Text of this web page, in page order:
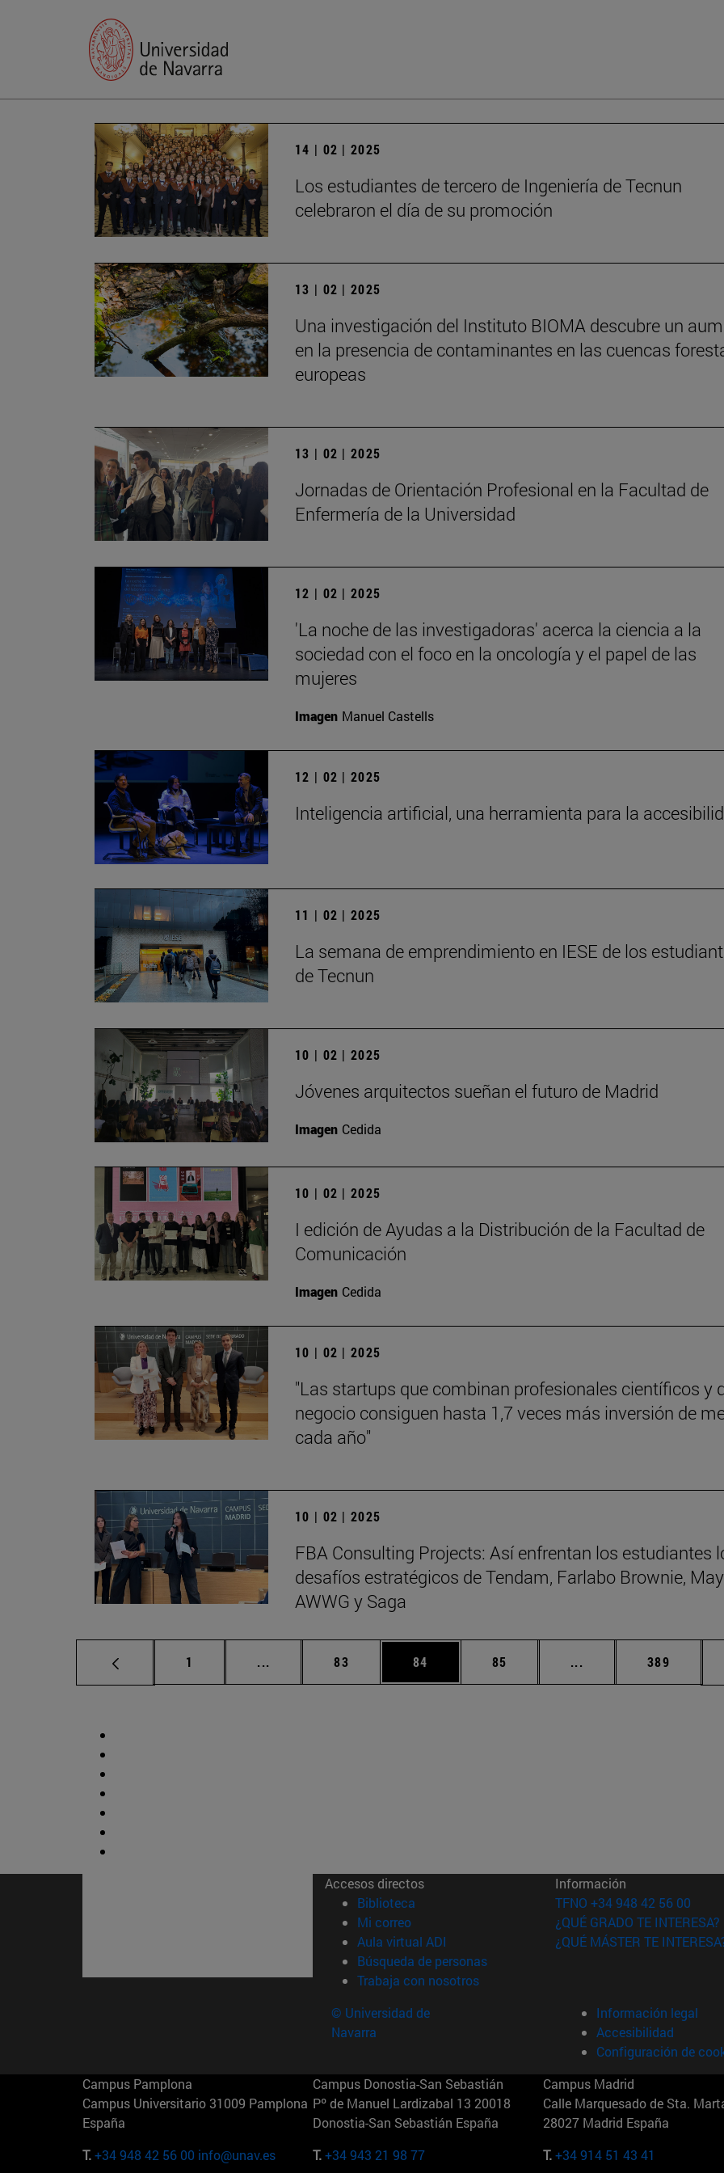
14 | 02 | 2025
Los estudiantes de tercero de Ingeniería de Tecnun
celebraron el día de su promoción
13 | 02 | 2025
Una investigación del Instituto BIOMA descubre un
en la presencia de contaminantes en las cuencas
europeas
13 | 02 | 2025
Jornadas de Orientación Profesional en la Facultad de
Enfermería de la Universidad
12 | 02 | 2025
'La noche de las investigadoras' acerca la ciencia a la
sociedad con el foco en la oncología y el papel de las
mujeres
Imagen Manuel Castells
12 | 02 | 2025
Inteligencia artificial, una herramienta para la
11 | 02 | 2025
La semana de emprendimiento en IESE de los
de Tecnun
10 | 02 | 2025
Jóvenes arquitectos sueñan el futuro de Madrid
Imagen Cedida
10 | 02 | 2025
I edición de Ayudas a la Distribución de la Facultad de
Comunicación
Imagen Cedida
10 | 02 | 2025
"Las startups que combinan profesionales científicos y
negocio consiguen hasta 1,7 veces más inversión de
cada año"
10 | 02 | 2025
FBA Consulting Projects: Así enfrentan los estudiantes
desafíos estratégicos de Tendam, Farlabo Brownie,
AWWG y Saga
Página
1 ... Páginas intermedias Use TAB para desplazarse.
Página
83 Página
84 Página
85 ... Páginas intermedias
Página
389
Accesos directos
Biblioteca (abre en nueva ventana)
Mi correo(abre en nueva ventana)
Aula virtual ADI (abre en nueva ventana)
Búsqueda de personas(abre en nueva ventana)
Trabaja con nosotros(abre en nueva ventana)
Información
TFNO +34 948 42 56 00
¿QUÉ GRADO TE INTERESA?
¿QUÉ MÁSTER TE
© Universidad de
Navarra
Información legal
Accesibilidad
Configuración de
Campus Pamplona
Campus Universitario 31009 Pamplona
España
T.+34 948 42 56 00 info@unav.es
Campus Donostia-San Sebastián
Pº de Manuel Lardizabal 13 20018
Donostia-San Sebastián España
T.+34 943 21 98 77
Campus Madrid
Calle Marquesado de Sta.
28027 Madrid España
T.+34 914 51 43 41